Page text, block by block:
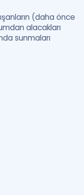
(daha önce
alacakları
sunmaları